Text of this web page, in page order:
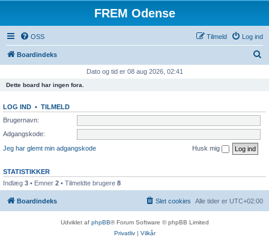
FREM Odense
OSS Log ind
Tilmeld
Boardindeks
Dato og tid er 08 aug 2026, 02:41
Dette board har ingen fora.
LOG IND • TILMELD
Brugernavn:
Adgangskode:
Jeg har glemt min adgangskode
Husk mig
STATISTIKKER
Indlæg 3 • Emner 2 • Tilmeldte brugere 8
Boardindeks Alle tider er UTC+02:00
Slet cookies
Udviklet af phpBB® Forum Software © phpBB Limited
Privatliv| Vilkår